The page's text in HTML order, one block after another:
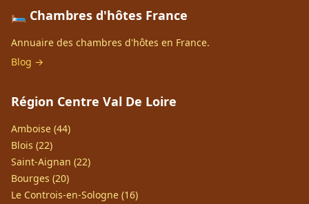
🛏️ Chambres d'hôtes France
Annuaire des chambres d'hôtes en France.
Blog →
Région Centre Val De Loire
Amboise (44)
Blois (22)
Saint-Aignan (22)
Bourges (20)
Le Controis-en-Sologne (16)